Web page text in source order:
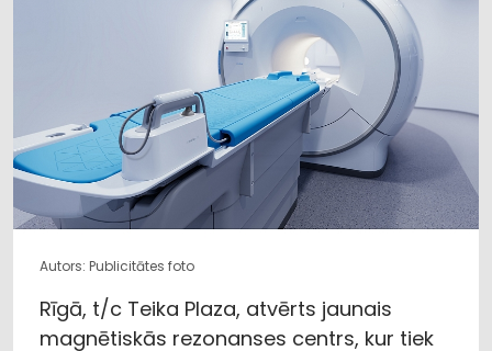
Autors: Publicitātes foto
Rīgā, t/c Teika Plaza, atvērts jaunais
magnētiskās rezonanses centrs, kur tiek